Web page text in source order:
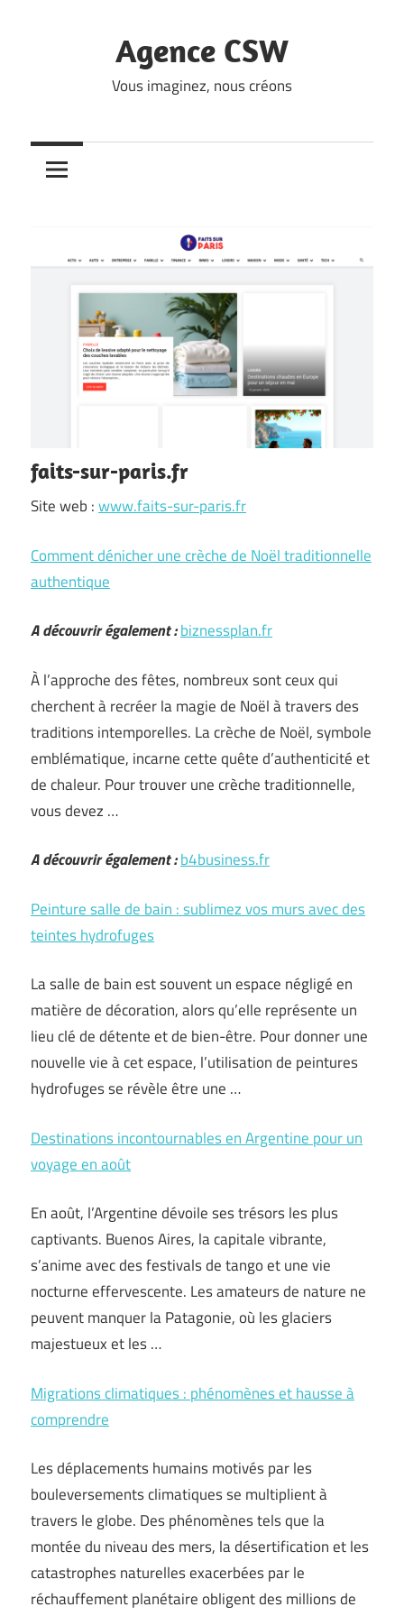
Agence CSW
Vous imaginez, nous créons
faits-sur-paris.fr
Site web :www.faits-sur-paris.fr
Comment dénicher une crèche de Noël traditionnelle
authentique
A découvrir également :biznessplan.fr
À l’approche des fêtes, nombreux sont ceux qui
cherchent à recréer la magie de Noël à travers des
traditions intemporelles. La crèche de Noël, symbole
emblématique, incarne cette quête d’authenticité et
de chaleur. Pour trouver une crèche traditionnelle,
vous devez …
A découvrir également :b4business.fr
Peinture salle de bain : sublimez vos murs avec des
teintes hydrofuges
La salle de bain est souvent un espace négligé en
matière de décoration, alors qu’elle représente un
lieu clé de détente et de bien-être. Pour donner une
nouvelle vie à cet espace, l’utilisation de peintures
hydrofuges se révèle être une …
Destinations incontournables en Argentine pour un
voyage en août
En août, l’Argentine dévoile ses trésors les plus
captivants. Buenos Aires, la capitale vibrante,
s’anime avec des festivals de tango et une vie
nocturne effervescente. Les amateurs de nature ne
peuvent manquer la Patagonie, où les glaciers
majestueux et les …
Migrations climatiques : phénomènes et hausse à
comprendre
Les déplacements humains motivés par les
bouleversements climatiques se multiplient à
travers le globe. Des phénomènes tels que la
montée du niveau des mers, la désertification et les
catastrophes naturelles exacerbées par le
réchauffement planétaire obligent des millions de